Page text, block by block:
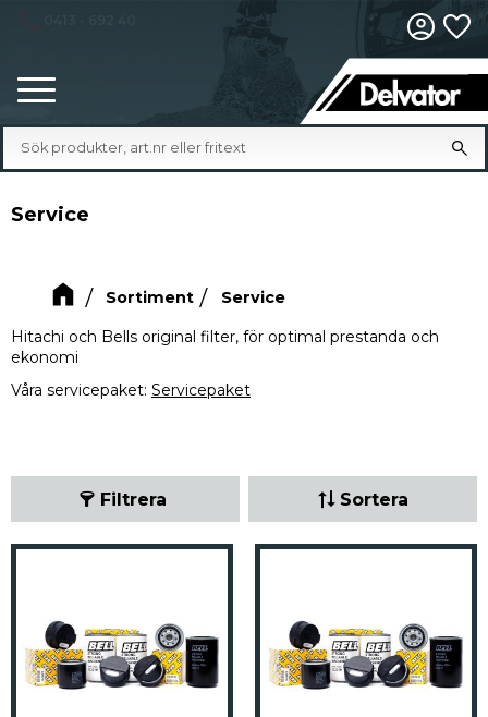
Service
Sortiment
Service
Hitachi och Bells original filter, för optimal prestanda och
ekonomi
Våra servicepaket: Servicepaket
Filtrera Sortera